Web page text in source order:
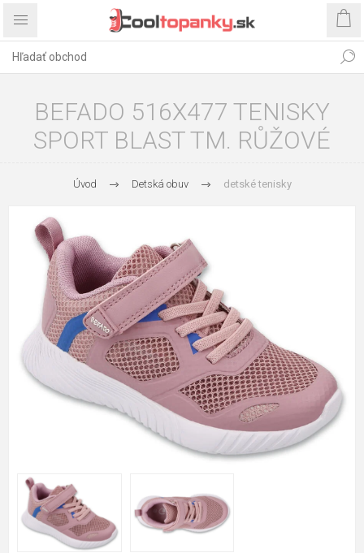
BEFADO 516X477 TENISKY
SPORT BLAST TM. RŮŽOVÉ
Úvod Detská obuv detské tenisky